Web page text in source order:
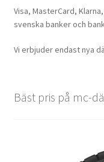
Visa, MasterCard,
svenska banker och
Vi erbjuder endast nya
Bäst pris på mc-